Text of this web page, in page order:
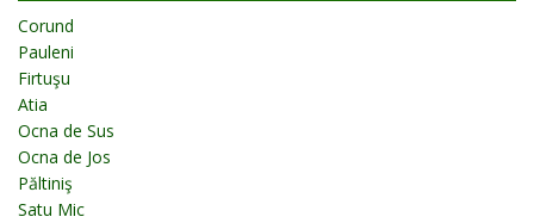
Corund
Pauleni
Firtuşu
Atia
Ocna de Sus
Ocna de Jos
Păltiniş
Satu Mic